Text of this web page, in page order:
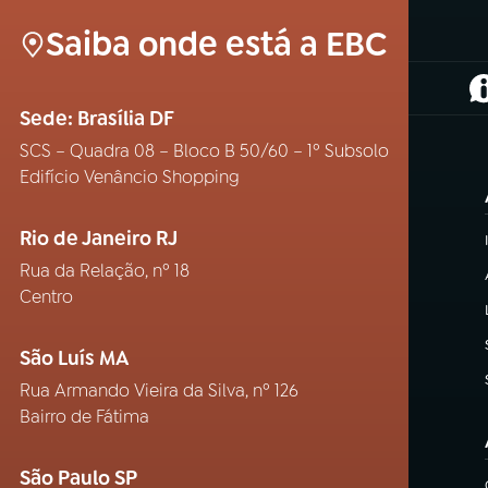
Saiba onde está a EBC
Sede: Brasília DF
SCS – Quadra 08 – Bloco B 50/60 – 1º Subsolo
Edifício Venâncio Shopping
Rio de Janeiro RJ
Rua da Relação, nº 18
Centro
São Luís MA
Rua Armando Vieira da Silva, nº 126
Bairro de Fátima
São Paulo SP